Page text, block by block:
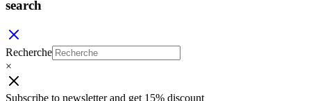
search
Recherche
×
Subscribe to newsletter and get 15% discount